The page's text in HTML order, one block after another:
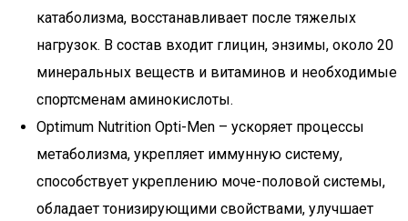
катаболизма, восстанавливает после тяжелых
нагрузок. В состав входит глицин, энзимы, около 20
минеральных веществ и витаминов и необходимые
спортсменам аминокислоты.
Optimum Nutrition Opti-Men – ускоряет процессы
метаболизма, укрепляет иммунную систему,
способствует укреплению моче-половой системы,
обладает тонизирующими свойствами, улучшает